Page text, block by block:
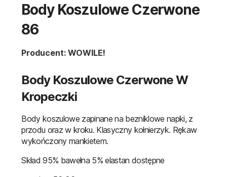
Body Koszulowe Czerwone
86
Producent: WOWILE!
Body Koszulowe Czerwone W
Kropeczki
Body koszulowe zapinane na bezniklowe napki, z
przodu oraz w kroku. Klasyczny kołnierzyk. Rękaw
wykończony mankietem.
Skład 95% bawełna 5% elastan dostępne